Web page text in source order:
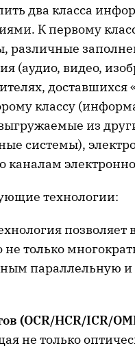
два класса
К первому
различные
(аудио, видео,
доставшихся
классу
из
системы),
технологии:
позволяет
только
параллельную
(OCR/HCR/ICR/
не только